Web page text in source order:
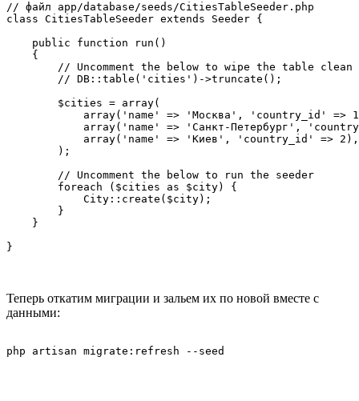
// файл app/database/seeds/CitiesTableSeeder.php
class CitiesTableSeeder extends Seeder {
    public function run()
    {
// Uncomment the below to wipe the table clean
        // DB::table('cities')->truncate();
        $cities = array(
array('name' => 'Москва', 'country_id' =>
array('name' => 'Санкт-Петербург',
            array('name' => 'Киев', 'country_id' => 2),
        );
        // Uncomment the below to run the seeder
        foreach ($cities as $city) {
            City::create($city);
        }
    }
Теперь откатим миграции и зальем их по новой вместе с
данными: